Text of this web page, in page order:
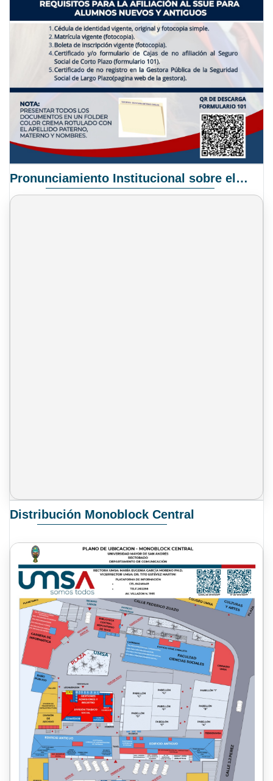
Pronunciamiento Institucional sobre el Proyecto de Ley N° 068/2025-2026 C.S.
Distribución Monoblock Central